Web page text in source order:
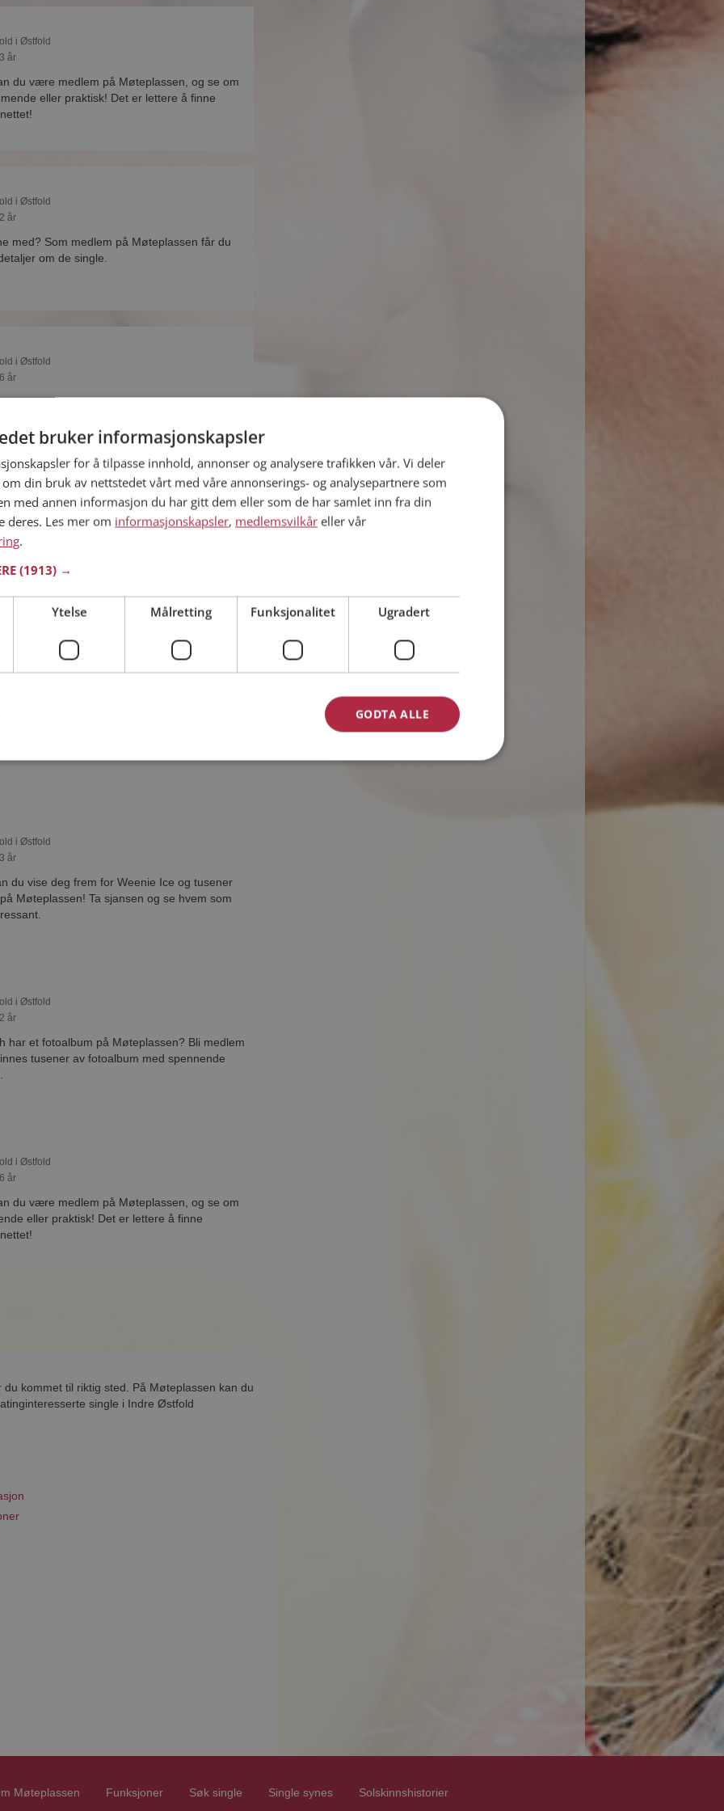
i Østfold
år
du være medlem på Møteplassen, og se om
eller praktisk! Det er lettere å finne
i Østfold
år
med? Som medlem på Møteplassen får du
om de single.
i Østfold
år
Sandra? Du kan se en fullstendig profil med
i Østfold
år
Ta sjansen og se hvem som
med Roselyn og alle de andre single hvis du
i Østfold
år
du vise deg frem for Weenie Ice og tusener
Møteplassen! Ta sjansen og se hvem som
i Østfold
år
har et fotoalbum på Møteplassen? Bli medlem
tusener av fotoalbum med spennende
i Østfold
år
du være medlem på Møteplassen, og se om
eller praktisk! Det er lettere å finne
kommet til riktig sted. På Møteplassen kan du
single i Indre Østfold
Møteplassen Funksjoner Søk single Single synes
Solskinnshistorier
bruker informasjonskapsler
for å tilpasse innhold, annonser og analysere trafikken vår. Vi deler
din bruk av nettstedet vårt med våre annonserings- og analysepartnere som
med annen informasjon du har gitt dem eller som de har samlet inn fra din
deres. Les mer om informasjonskapsler, medlemsvilkår eller vår
.
(1913) →
Ytelse Målretting Funksjonalitet Ugradert
GODTA ALLE